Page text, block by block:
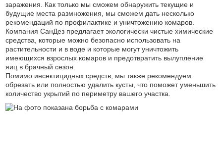
заражения. Как только мы сможем обнаружить текущие и
будущие места размножения, мы сможем дать несколько
рекомендаций по профилактике и уничтожению комаров.
Компания СанДез предлагает экологически чистые химические
средства, которые можно безопасно использовать на
растительности и в воде и которые могут уничтожить
имеющихся взрослых комаров и предотвратить вылупление
яиц в брачный сезон.
Помимо инсектицидных средств, мы также рекомендуем
обрезать или полностью удалить кусты, что поможет уменьшить
количество укрытий по периметру вашего участка.